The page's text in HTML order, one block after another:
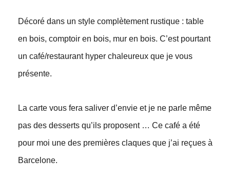
Décoré dans un style complètement rustique : table
en bois, comptoir en bois, mur en bois. C’est pourtant
un café/restaurant hyper chaleureux que je vous
présente.
La carte vous fera saliver d’envie et je ne parle même
pas des desserts qu’ils proposent … Ce café a été
pour moi une des premières claques que j’ai reçues à
Barcelone.